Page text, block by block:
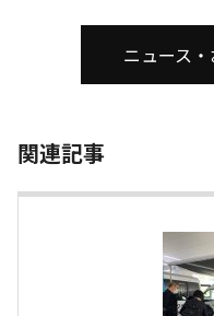
ニュース
関連記事